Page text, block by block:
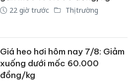
22 giờ trước Thị trường
Giá heo hơi hôm nay 7/8: Giảm
xuống dưới mốc 60.000
đồng/kg